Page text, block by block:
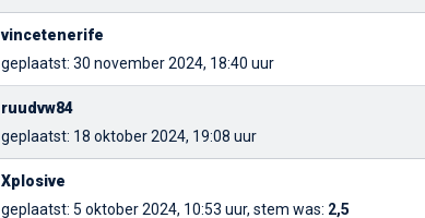
vincetenerife
geplaatst: 30 november 2024, 18:40 uur
ruudvw84
geplaatst: 18 oktober 2024, 19:08 uur
Xplosive
geplaatst: 5 oktober 2024, 10:53 uur, stem was: 2,5